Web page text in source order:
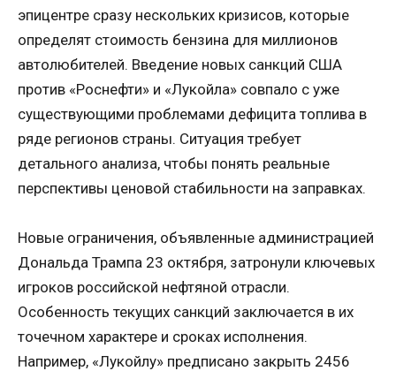
эпицентре сразу нескольких кризисов, которые
определят стоимость бензина для миллионов
автолюбителей. Введение новых санкций США
против «Роснефти» и «Лукойла» совпало с уже
существующими проблемами дефицита топлива в
ряде регионов страны. Ситуация требует
детального анализа, чтобы понять реальные
перспективы ценовой стабильности на заправках.
Новые ограничения, объявленные администрацией
Дональда Трампа 23 октября, затронули ключевых
игроков российской нефтяной отрасли.
Особенность текущих санкций заключается в их
точечном характере и сроках исполнения.
Например, «Лукойлу» предписано закрыть 2456